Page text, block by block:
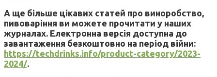
А ще більше цікавих статей про виноробство,
пивоваріння ви можете прочитати у наших
журналах. Електронна версія доступна до
завантаження безкоштовно на період війни:
https://techdrinks.info/product-category/2023-
2024/.